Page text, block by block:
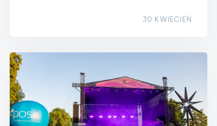
30 KWIECIEŃ